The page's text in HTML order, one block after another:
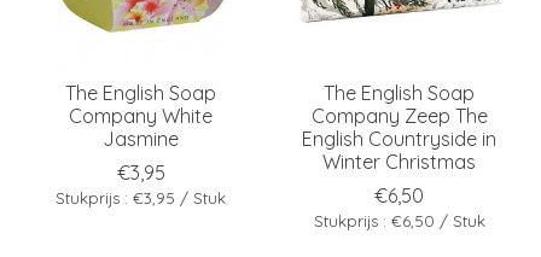
The English Soap
Company White
Jasmine
€3,95
Stukprijs : €3,95 / Stuk
The English Soap
Company Zeep The
English Countryside in
Winter Christmas
€6,50
Stukprijs : €6,50 / Stuk